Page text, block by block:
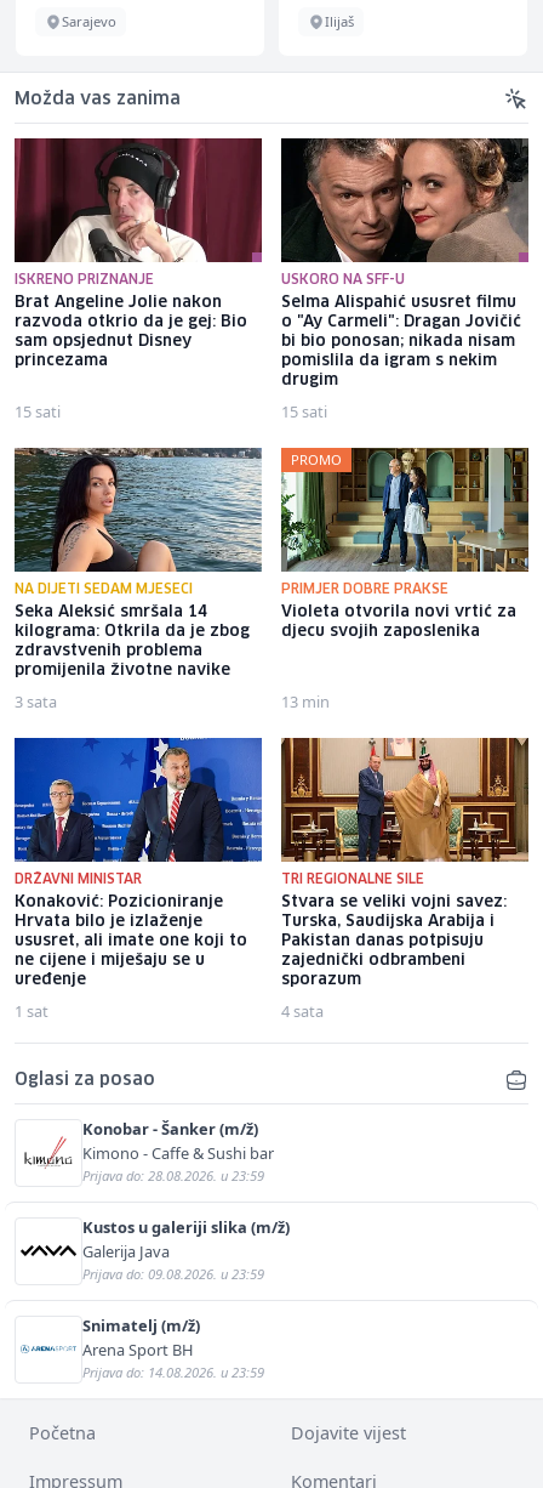
Sarajevo Ilijaš
Možda vas zanima
ISKRENO PRIZNANJE
Brat Angeline Jolie nakon
razvoda otkrio da je gej: Bio
sam opsjednut Disney
princezama
15 sati
USKORO NA SFF-U
Selma Alispahić ususret filmu
o "Ay Carmeli": Dragan Jovičić
bi bio ponosan; nikada nisam
pomislila da igram s nekim
drugim
15 sati
NA DIJETI SEDAM MJESECI
Seka Aleksić smršala 14
kilograma: Otkrila da je zbog
zdravstvenih problema
promijenila životne navike
3 sata
PROMO
PRIMJER DOBRE PRAKSE
Violeta otvorila novi vrtić za
djecu svojih zaposlenika
13 min
DRŽAVNI MINISTAR
Konaković: Pozicioniranje
Hrvata bilo je izlaženje
ususret, ali imate one koji to
ne cijene i miješaju se u
uređenje
1 sat
TRI REGIONALNE SILE
Stvara se veliki vojni savez:
Turska, Saudijska Arabija i
Pakistan danas potpisuju
zajednički odbrambeni
sporazum
4 sata
Oglasi za posao
Konobar - Šanker (m/ž)
Kimono - Caffe & Sushi bar
Prijava do: 28.08.2026. u 23:59
Kustos u galeriji slika (m/ž)
Galerija Java
Prijava do: 09.08.2026. u 23:59
Snimatelj (m/ž)
Arena Sport BH
Prijava do: 14.08.2026. u 23:59
Početna Dojavite vijest
Impressum Komentari